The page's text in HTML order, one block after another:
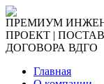
ПРЕМИУМ
ПРОЕКТ |
ДОГОВОРА ВДГО
Главная